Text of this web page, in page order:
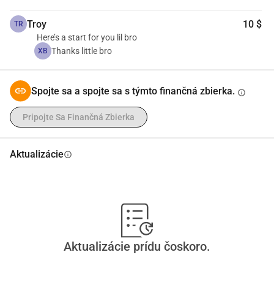
TR Troy 10 $
Here’s a start for you lil bro
XB Thanks little bro
Spojte sa a spojte sa s týmto finančná zbierka. info
Pripojte Sa Finančná Zbierka
Aktualizácieinfo
Aktualizácie prídu čoskoro.